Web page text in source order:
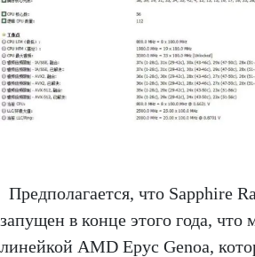
Предполагается, что Sapphire
запущен в конце этого года, что
линейкой AMD Epyc Genoa,